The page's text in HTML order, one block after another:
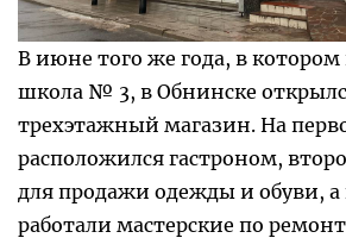
В июне того же года, в котором
школа № 3, в Обнинске
трехэтажный магазин. На
расположился гастроном,
для продажи одежды и обуви, а
работали мастерские по